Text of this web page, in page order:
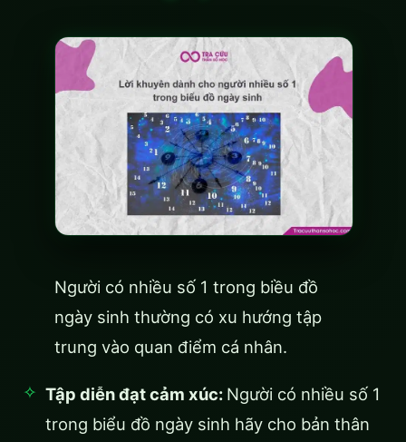
Người có nhiều số 1 trong biều đồ
ngày sinh thường có xu hướng tập
trung vào quan điểm cá nhân.
Tập diễn đạt cảm xúc: Người có nhiều số 1
trong biểu đồ ngày sinh hãy cho bản thân